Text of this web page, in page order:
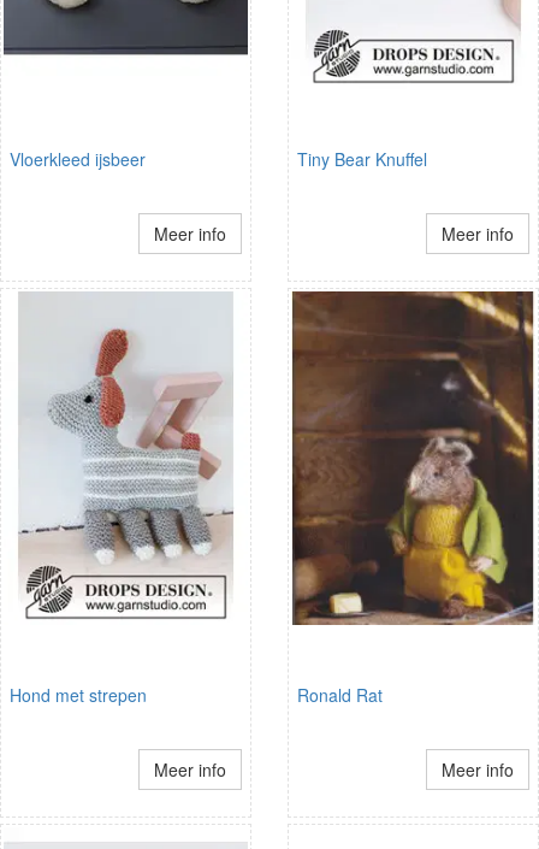
Vloerkleed ijsbeer
Meer info
Tiny Bear Knuffel
Meer info
Hond met strepen
Meer info
Ronald Rat
Meer info